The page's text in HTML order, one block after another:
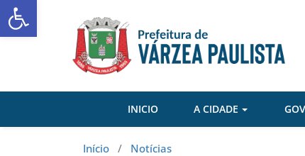
Skip
to
INICIO A CIDADE
Início / Notícias